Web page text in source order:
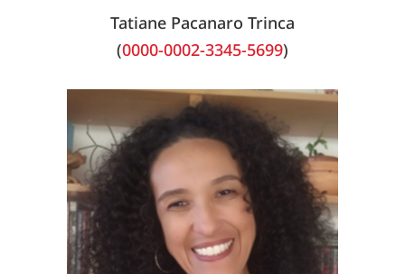
Tatiane Pacanaro Trinca
(0000-0002-3345-5699)